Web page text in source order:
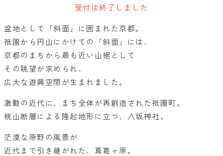
受付は終了しました
盆地として「斜面」に囲まれた京都。
祇園から円山にかけての「斜面」には、
京都のまちから最も近い山裾として
その眺望が求められ、
広大な遊興空間が生まれました。
激動の近代に、まち全体が再創造された祇園町。
桃山断層による隆起地形に立つ、八坂神社。
茫漠な原野の風景が
近代まで引き継がれた、真葛ヶ原。